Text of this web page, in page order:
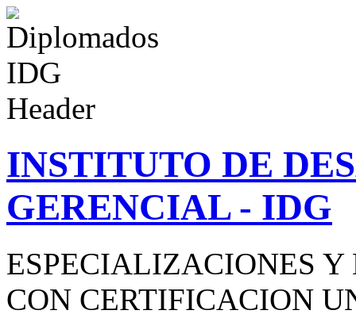
INSTITUTO DE
GERENCIAL - IDG
ESPECIALIZACIONES
CON CERTIFICACION